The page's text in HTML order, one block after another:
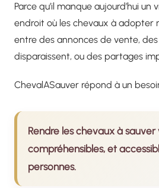
Parce qu’il manque aujourd’hui
endroit où les chevaux à adopter
entre des annonces de vente,
disparaissent, ou des partages
ChevalASauver répond à un
Rendre les chevaux à sauver
compréhensibles, et
personnes.